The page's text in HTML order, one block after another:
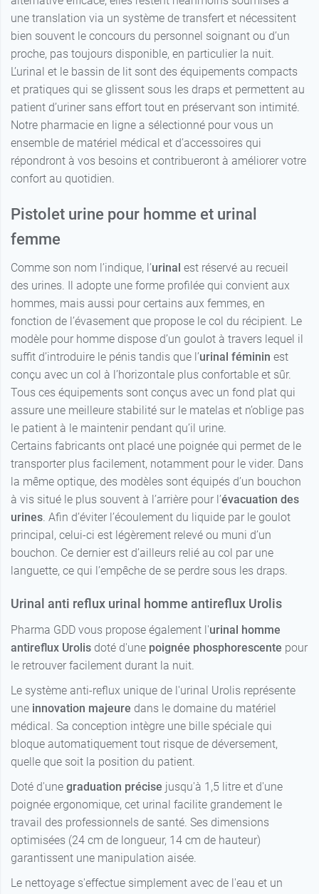
une translation via un système de transfert et nécessitent
bien souvent le concours du personnel soignant ou d’un
proche, pas toujours disponible, en particulier la nuit.
L’urinal et le bassin de lit sont des équipements compacts
et pratiques qui se glissent sous les draps et permettent au
patient d’uriner sans effort tout en préservant son intimité.
Notre pharmacie en ligne a sélectionné pour vous un
ensemble de matériel médical et d’accessoires qui
répondront à vos besoins et contribueront à améliorer votre
confort au quotidien.
Pistolet urine pour homme et urinal
femme
Comme son nom l’indique, l’urinal est réservé au recueil
des urines. Il adopte une forme profilée qui convient aux
hommes, mais aussi pour certains aux femmes, en
fonction de l’évasement que propose le col du récipient. Le
modèle pour homme dispose d’un goulot à travers lequel il
suffit d’introduire le pénis tandis que l’urinal féminin est
conçu avec un col à l’horizontale plus confortable et sûr.
Tous ces équipements sont conçus avec un fond plat qui
assure une meilleure stabilité sur le matelas et n’oblige pas
le patient à le maintenir pendant qu’il urine.
Certains fabricants ont placé une poignée qui permet de le
transporter plus facilement, notamment pour le vider. Dans
la même optique, des modèles sont équipés d’un bouchon
à vis situé le plus souvent à l’arrière pour l’évacuation des
urines. Afin d’éviter l’écoulement du liquide par le goulot
principal, celui-ci est légèrement relevé ou muni d’un
bouchon. Ce dernier est d’ailleurs relié au col par une
languette, ce qui l’empêche de se perdre sous les draps.
Urinal anti reflux urinal homme antireflux Urolis
Pharma GDD vous propose également l'urinal homme
antireflux Urolis doté d'une poignée phosphorescente pour
le retrouver facilement durant la nuit.
Le système anti-reflux unique de l'urinal Urolis représente
une innovation majeure dans le domaine du matériel
médical. Sa conception intègre une bille spéciale qui
bloque automatiquement tout risque de déversement,
quelle que soit la position du patient.
Doté d'une graduation précise jusqu'à 1,5 litre et d'une
poignée ergonomique, cet urinal facilite grandement le
travail des professionnels de santé. Ses dimensions
optimisées (24 cm de longueur, 14 cm de hauteur)
garantissent une manipulation aisée.
Le nettoyage s'effectue simplement avec de l'eau et un